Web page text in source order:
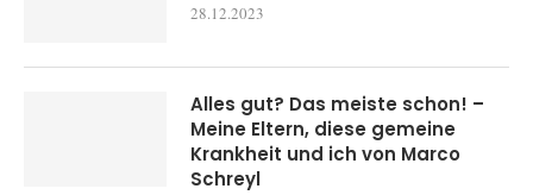
28.12.2023
Alles gut? Das meiste schon! –
Meine Eltern, diese gemeine
Krankheit und ich von Marco
Schreyl